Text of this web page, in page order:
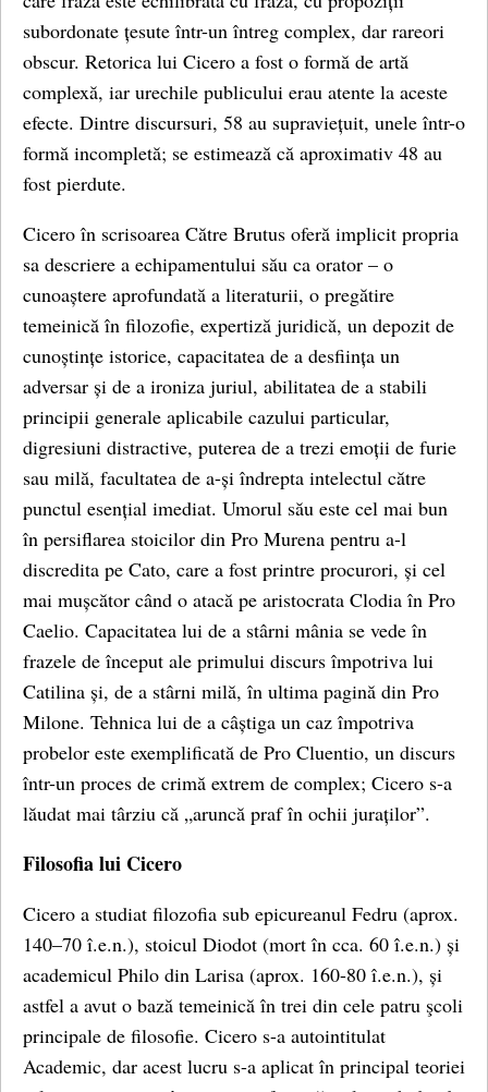
subordonate țesute într-un întreg complex, dar rareori
obscur. Retorica lui Cicero a fost o formă de artă
complexă, iar urechile publicului erau atente la aceste
efecte. Dintre discursuri, 58 au supraviețuit, unele într-o
formă incompletă; se estimează că aproximativ 48 au
fost pierdute.
Cicero în scrisoarea Către Brutus oferă implicit propria
sa descriere a echipamentului său ca orator – o
cunoaștere aprofundată a literaturii, o pregătire
temeinică în filozofie, expertiză juridică, un depozit de
cunoștințe istorice, capacitatea de a desființa un
adversar și de a ironiza juriul, abilitatea de a stabili
principii generale aplicabile cazului particular,
digresiuni distractive, puterea de a trezi emoții de furie
sau milă, facultatea de a-și îndrepta intelectul către
punctul esențial imediat. Umorul său este cel mai bun
în persiflarea stoicilor din Pro Murena pentru a-l
discredita pe Cato, care a fost printre procurori, și cel
mai mușcător când o atacă pe aristocrata Clodia în Pro
Caelio. Capacitatea lui de a stârni mânia se vede în
frazele de început ale primului discurs împotriva lui
Catilina și, de a stârni milă, în ultima pagină din Pro
Milone. Tehnica lui de a câștiga un caz împotriva
probelor este exemplificată de Pro Cluentio, un discurs
într-un proces de crimă extrem de complex; Cicero s-a
lăudat mai târziu că „aruncă praf în ochii juraților”.
Filosofia lui Cicero
Cicero a studiat filozofia sub epicureanul Fedru (aprox.
140–70 î.e.n.), stoicul Diodot (mort în cca. 60 î.e.n.) și
academicul Philo din Larisa (aprox. 160-80 î.e.n.), și
astfel a avut o bază temeinică în trei din cele patru şcoli
principale de filosofie. Cicero s-a autointitulat
Academic, dar acest lucru s-a aplicat în principal teoriei